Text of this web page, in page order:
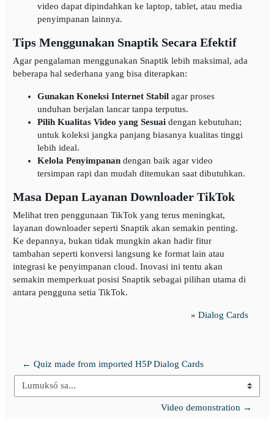
video dapat dipindahkan ke laptop, tablet, atau media
penyimpanan lainnya.
Tips Menggunakan Snaptik Secara Efektif
Agar pengalaman menggunakan Snaptik lebih maksimal, ada
beberapa hal sederhana yang bisa diterapkan:
Gunakan Koneksi Internet Stabilagar proses
unduhan berjalan lancar tanpa terputus.
Pilih Kualitas Video yang Sesuaidengan kebutuhan;
untuk koleksi jangka panjang biasanya kualitas tinggi
lebih ideal.
Kelola Penyimpanandengan baik agar video
tersimpan rapi dan mudah ditemukan saat dibutuhkan.
Masa Depan Layanan Downloader TikTok
Melihat tren penggunaan TikTok yang terus meningkat,
layanan downloader seperti Snaptik akan semakin penting.
Ke depannya, bukan tidak mungkin akan hadir fitur
tambahan seperti konversi langsung ke format lain atau
integrasi ke penyimpanan cloud. Inovasi ini tentu akan
semakin memperkuat posisi Snaptik sebagai pilihan utama di
antara pengguna setia TikTok.
» Dialog Cards
← Quiz made from imported H5P Dialog Cards
Lumuksó sa...
Video demonstration →